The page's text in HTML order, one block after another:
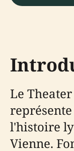
Le
l'histoire
Vienne.